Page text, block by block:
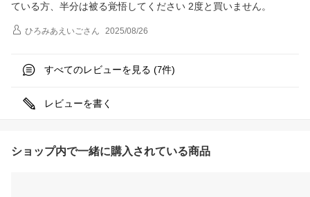
ている方、半分は被る覚悟してください 2度と買いません。
ひろみあえいごさん 2025/08/26
すべてのレビューを見る (7件)
レビューを書く
ショップ内で一緒に購入されている商品